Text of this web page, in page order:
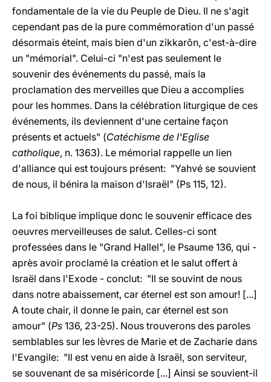
fondamentale de la vie du Peuple de Dieu. Il ne s'agit
cependant pas de la pure commémoration d'un passé
désormais éteint, mais bien d'un zikkarôn, c'est-à-dire
un "mémorial". Celui-ci "n'est pas seulement le
souvenir des événements du passé, mais la
proclamation des merveilles que Dieu a accomplies
pour les hommes. Dans la célébration liturgique de ces
événements, ils deviennent d'une certaine façon
présents et actuels" (Catéchisme de l'Eglise
catholique, n. 1363). Le mémorial rappelle un lien
d'alliance qui est toujours présent: "Yahvé se souvient
de nous, il bénira la maison d'Israël" (Ps 115, 12).
La foi biblique implique donc le souvenir efficace des
oeuvres merveilleuses de salut. Celles-ci sont
professées dans le "Grand Hallel", le Psaume 136, qui -
après avoir proclamé la création et le salut offert à
Israël dans l'Exode - conclut: "Il se souvint de nous
dans notre abaissement, car éternel est son amour! [...]
A toute chair, il donne le pain, car éternel est son
amour" (Ps 136, 23-25). Nous trouverons des paroles
semblables sur les lèvres de Marie et de Zacharie dans
l'Evangile: "Il est venu en aide à Israël, son serviteur,
se souvenant de sa miséricorde [...] Ainsi se souvient-il